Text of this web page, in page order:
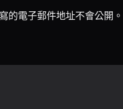
的電子郵件地址不會公開。